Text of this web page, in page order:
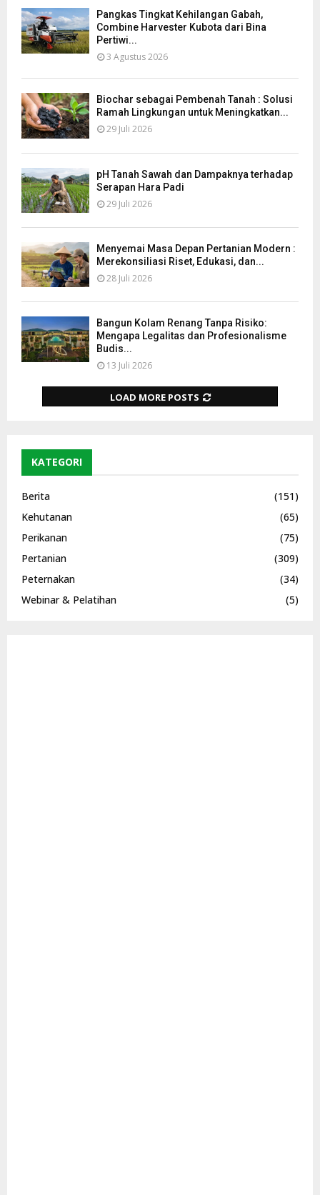
Pangkas Tingkat Kehilangan Gabah,
Combine Harvester Kubota dari Bina
Pertiwi...
3 Agustus 2026
Biochar sebagai Pembenah Tanah : Solusi
Ramah Lingkungan untuk Meningkatkan...
29 Juli 2026
pH Tanah Sawah dan Dampaknya terhadap
Serapan Hara Padi
29 Juli 2026
Menyemai Masa Depan Pertanian Modern :
Merekonsiliasi Riset, Edukasi, dan...
28 Juli 2026
Bangun Kolam Renang Tanpa Risiko:
Mengapa Legalitas dan Profesionalisme
Budis...
13 Juli 2026
LOAD MORE POSTS
KATEGORI
Berita
(151)
Kehutanan
(65)
Perikanan
(75)
Pertanian
(309)
Peternakan
(34)
Webinar & Pelatihan
(5)